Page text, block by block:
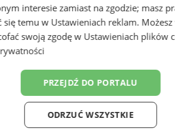
w dostawie wody na
ulicach
interesie zamiast na zgodzie; masz
się temu w Ustawieniach reklam.
swoją zgodę w Ustawieniach plików
PRZEJDŹ DO PORTALU
ODRZUĆ WSZYSTKIE